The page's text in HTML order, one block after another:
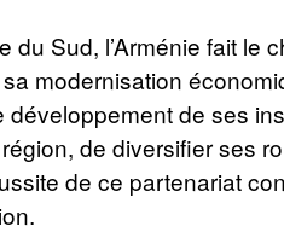
Sud, l’Arménie fait le
modernisation
de ses
de diversifier ses
de ce partenariat